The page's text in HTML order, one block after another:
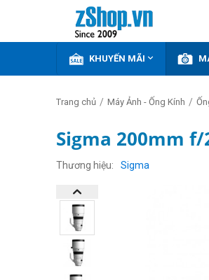
KHUYẾN MÃI 
Trang chủ / Máy Ảnh - Ống Kính /
Sigma 200mm f/
Thương hiệu Sigma